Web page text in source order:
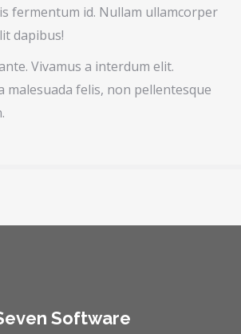
fermentum id. Nullam ullamcorper
dapibus!
Vivamus a interdum elit.
malesuada felis, non pellentesque
Software